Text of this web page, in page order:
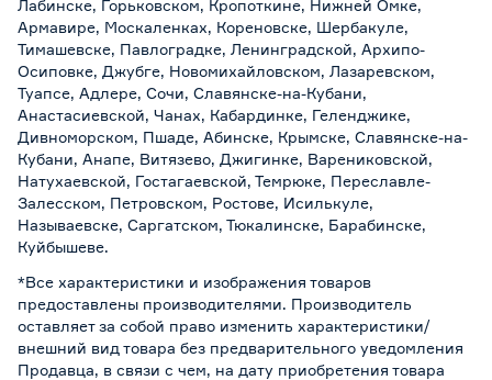
Лабинске, Горьковском, Кропоткине, Нижней Омке,
Армавире, Москаленках, Кореновске, Шербакуле,
Тимашевске, Павлоградке, Ленинградской, Архипо-
Осиповке, Джубге, Новомихайловском, Лазаревском,
Туапсе, Адлере, Сочи, Славянске-на-Кубани,
Анастасиевской, Чанах, Кабардинке, Геленджике,
Дивноморском, Пшаде, Абинске, Крымске, Славянске-на-
Кубани, Анапе, Витязево, Джигинке, Варениковской,
Натухаевской, Гостагаевской, Темрюке, Переславле-
Залесском, Петровском, Ростове, Исилькуле,
Называевске, Саргатском, Тюкалинске, Барабинске,
Куйбышеве.
*Все характеристики и изображения товаров
предоставлены производителями. Производитель
оставляет за собой право изменить характеристики/
внешний вид товара без предварительного уведомления
Продавца, в связи с чем, на дату приобретения товара